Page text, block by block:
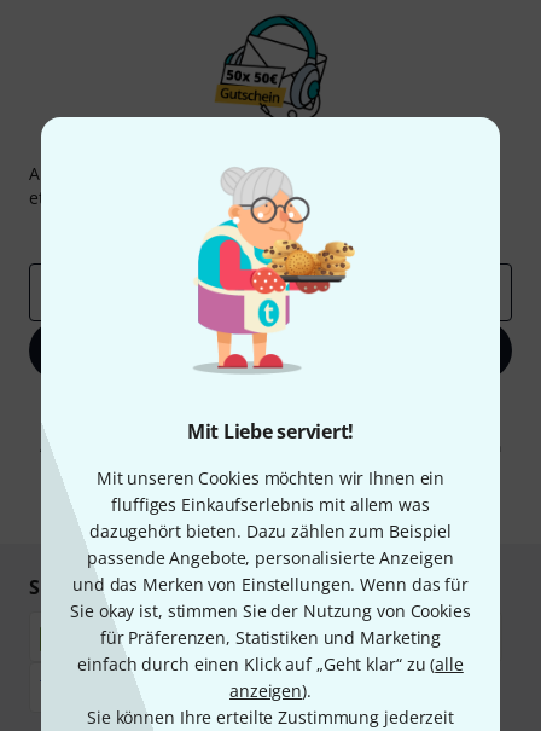
Mit Liebe serviert!
Mit unseren Cookies möchten wir Ihnen ein
fluffiges Einkaufserlebnis mit allem was
dazugehört bieten. Dazu zählen zum Beispiel
passende Angebote, personalisierte Anzeigen
und das Merken von Einstellungen. Wenn das für
Sie okay ist, stimmen Sie der Nutzung von Cookies
für Präferenzen, Statistiken und Marketing
einfach durch einen Klick auf „Geht klar“ zu (alle
anzeigen).
Sie können Ihre erteilte Zustimmung jederzeit
Abonniere den Thomann Newsletter und gewinne mit
etwas Glück einen von
50 Gutscheinen
Inspirierende Beiträge
Deals
Jetzt anmelden
Werbung und einer Messung des E-Mail-Nutzungsverhaltens zu. Die
Abmeldung ist jederzeit möglich. Weitere Informationen finden Sie in
* Pflichtfeld
Sicher einkaufen & bezahlen